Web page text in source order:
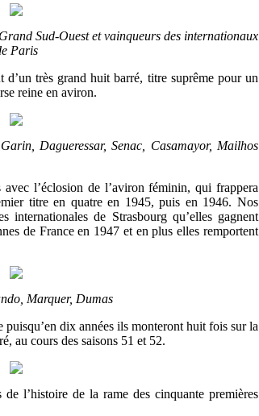
Sud-Ouest et vainqueurs des internationaux
Paris
d’un très grand huit barré, titre suprême pour un
reine en aviron.
Dagueressar, Senac, Casamayor, Mailhos
avec l’éclosion de l’aviron féminin, qui frappera
titre en quatre en 1945, puis en 1946. Nos
internationales de Strasbourg qu’elles gagnent
de France en 1947 et en plus elles remportent
Marquer, Dumas
puisqu’en dix années ils monteront huit fois sur la
au cours des saisons 51 et 52.
l’histoire de la rame des cinquante premières